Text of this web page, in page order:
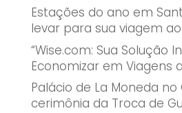
Estações do ano em
levar para sua viagem
“Wise.com: Sua Solução
Economizar em Viagens
Palácio de La Moneda no
cerimônia da Troca de